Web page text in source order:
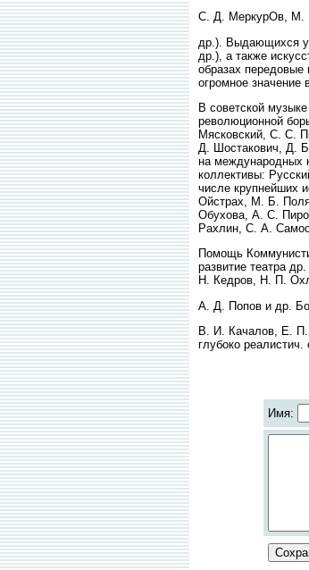
C. Д. МеркурОв, М.
др.). Выдающихся
др.), а также
образах передовые
огромное значение
В советской
революционной
Мясковский, С. С.
Д. Шостакович, Д.
на международных
коллективы:
числе крупнейших
Ойстрах, М. Б.
Обухова, А. С.
Рахлин, С. А.
Помощь
развитие театра
Н. Кедров, Н. П.
A. Д. Попов и др.
B. И. Качалов, Е.
глубоко
Имя: